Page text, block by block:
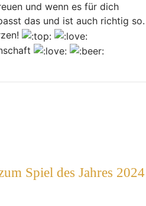
und wenn es für dich
das und ist auch richtig so.
Spiel des Jahres 2024